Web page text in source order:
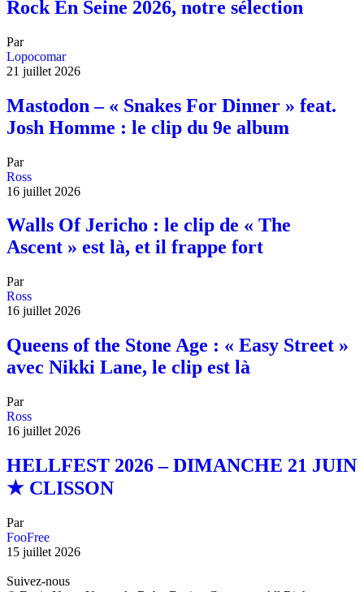
Rock En Seine 2026, notre sélection
Par
Lopocomar
21 juillet 2026
Mastodon – « Snakes For Dinner » feat.
Josh Homme : le clip du 9e album
Par
Ross
16 juillet 2026
Walls Of Jericho : le clip de « The
Ascent » est là, et il frappe fort
Par
Ross
16 juillet 2026
Queens of the Stone Age : « Easy Street »
avec Nikki Lane, le clip est là
Par
Ross
16 juillet 2026
HELLFEST 2026 – DIMANCHE 21 JUIN
★ CLISSON
Par
FooFree
15 juillet 2026
Suivez-nous